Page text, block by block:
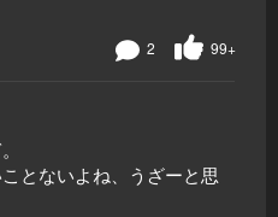
99+
2
とないよね、うざーと思